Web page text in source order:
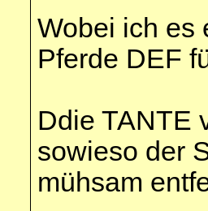
Wobei ich es
Pferde DEF
Ddie TANTE
sowieso der
mühsam